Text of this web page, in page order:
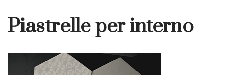
Piastrelle per interno